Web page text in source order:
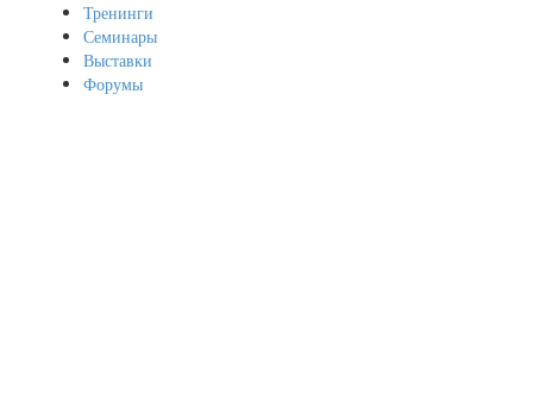
Тренинги
Семинары
Выставки
Форумы